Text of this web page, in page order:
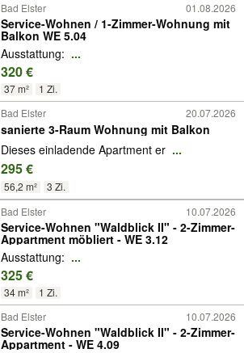
Bad Elster 01.08.2026
Service-Wohnen / 1-Zimmer-Wohnung mit
Balkon WE 5.04
Ausstattung: ...
320 €
37 m² 1 Zi.
Bad Elster 20.07.2026
sanierte 3-Raum Wohnung mit Balkon
Dieses einladende Apartment er ...
295 €
56,2 m² 3 Zi.
Bad Elster 10.07.2026
Service-Wohnen "Waldblick II" - 2-Zimmer-
Appartment möbliert - WE 3.12
Ausstattung: ...
325 €
34 m² 1 Zi.
Bad Elster 10.07.2026
Service-Wohnen "Waldblick II" - 2-Zimmer-
Appartment - WE 4.09